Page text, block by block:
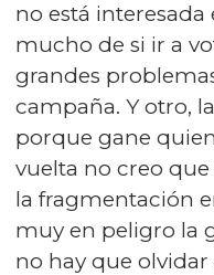
no está interesada
mucho de si ir a
grandes
campaña. Y otro,
porque gane
vuelta no creo
la fragmentación
muy en peligro la
no hay que